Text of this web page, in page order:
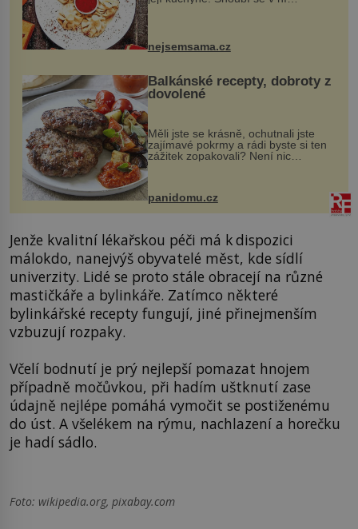
evropské a asijské chutě a díky tomu
pokrmy, které rozhodně st...
nejsemsama.cz
Balkánské recepty, dobroty z
dovolené
Měli jste se krásně, ochutnali jste
zajímavé pokrmy a rádi byste si ten
zážitek zopakovali? Není nic
snazšího. Pljeskavica (10 porcí)
Možná jste ji ochutnali na dovolené v
panidomu.cz
Jenže kvalitní lékařskou péči má k dispozici
málokdo, nanejvýš obyvatelé měst, kde sídlí
univerzity. Lidé se proto stále obracejí na různé
mastičkáře a bylinkáře. Zatímco některé
bylinkářské recepty fungují, jiné přinejmenším
vzbuzují rozpaky.
Včelí bodnutí je prý nejlepší pomazat hnojem
případně močůvkou, při hadím uštknutí zase
údajně nejlépe pomáhá vymočit se postiženému
do úst. A všelékem na rýmu, nachlazení a horečku
je hadí sádlo.
Foto: wikipedia.org, pixabay.com